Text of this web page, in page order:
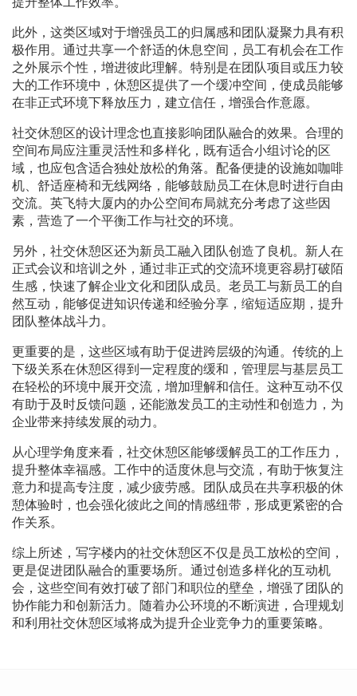
此外，这类区域对于增强员工的归属感和团队凝聚力具有积
极作用。通过共享一个舒适的休息空间，员工有机会在工作
之外展示个性，增进彼此理解。特别是在团队项目或压力较
大的工作环境中，休憩区提供了一个缓冲空间，使成员能够
在非正式环境下释放压力，建立信任，增强合作意愿。
社交休憩区的设计理念也直接影响团队融合的效果。合理的
空间布局应注重灵活性和多样化，既有适合小组讨论的区
域，也应包含适合独处放松的角落。配备便捷的设施如咖啡
机、舒适座椅和无线网络，能够鼓励员工在休息时进行自由
交流。英飞特大厦内的办公空间布局就充分考虑了这些因
素，营造了一个平衡工作与社交的环境。
另外，社交休憩区还为新员工融入团队创造了良机。新人在
正式会议和培训之外，通过非正式的交流环境更容易打破陌
生感，快速了解企业文化和团队成员。老员工与新员工的自
然互动，能够促进知识传递和经验分享，缩短适应期，提升
团队整体战斗力。
更重要的是，这些区域有助于促进跨层级的沟通。传统的上
下级关系在休憩区得到一定程度的缓和，管理层与基层员工
在轻松的环境中展开交流，增加理解和信任。这种互动不仅
有助于及时反馈问题，还能激发员工的主动性和创造力，为
企业带来持续发展的动力。
从心理学角度来看，社交休憩区能够缓解员工的工作压力，
提升整体幸福感。工作中的适度休息与交流，有助于恢复注
意力和提高专注度，减少疲劳感。团队成员在共享积极的休
憩体验时，也会强化彼此之间的情感纽带，形成更紧密的合
作关系。
综上所述，写字楼内的社交休憩区不仅是员工放松的空间，
更是促进团队融合的重要场所。通过创造多样化的互动机
会，这些空间有效打破了部门和职位的壁垒，增强了团队的
协作能力和创新活力。随着办公环境的不断演进，合理规划
和利用社交休憩区域将成为提升企业竞争力的重要策略。